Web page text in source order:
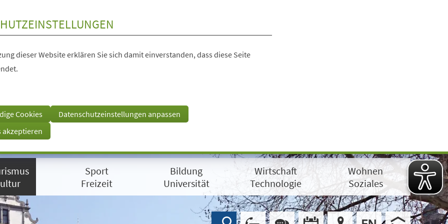
dieser Website erklären Sie sich damit einverstanden, dass diese Seite
Cookies
Datenschutzeinstellungen anpassen
akzeptieren
Sport
Freizeit
Bildung
Universität
Wirtschaft
Technologie
Wohnen
Soziales